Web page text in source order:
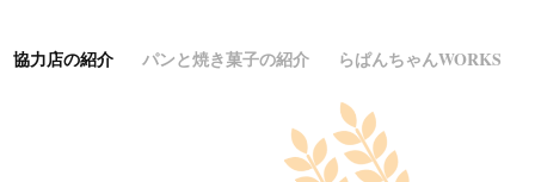
協力店の紹介 パンと焼き菓子の紹介 らぱんちゃんWORKS